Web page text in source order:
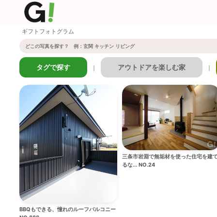
ギフトフォトグラム
タグで探す ｜ アウトドアを楽しむ家 ｜
BBQもできる、憧れのルーフバルコニー
三条市岩淵で無垢材を使った住宅を建て
るな... NO.24